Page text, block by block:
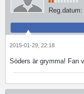
Reg.datum:
2015-01-29, 22:18
Söders är grymma! Fan